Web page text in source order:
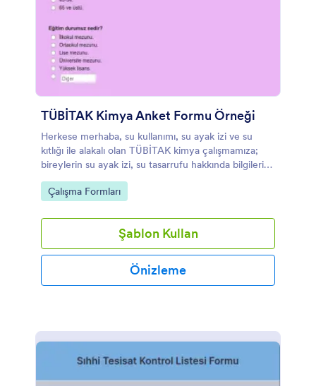
TÜBİTAK Kimya Anket Formu Örneği
Herkese merhaba, su kullanımı, su ayak izi ve su
kıtlığı ile alakalı olan TÜBİTAK kimya çalışmamıza;
bireylerin su ayak izi, su tasarrufu hakkında bilgileri
ve düşüncelerini aynı zamanda bu konu başlıklarının
bireylerin günlük yaşamlarına olan yansımalarını
anketi dolduran bireylerin gizliliğini esas aldık. Anket
sonucu elde ettiğimiz dataları hem araştırmamızda
hem de raporumuzda örnek ve kanıt olarak
kullanacağız. Zaman ayırıp anketi doldurursanız
Go to Category:
Çalışma Formları
Şablon Kullan
Önizleme